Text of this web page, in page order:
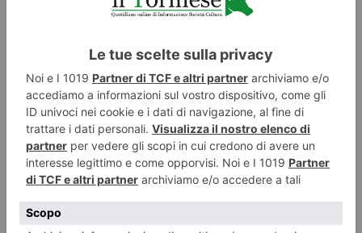
che partite condotte in maniera maldestra come quella di ieri
tornare la paura dello spettro della retrocessione. A questa
squadra mancano le alternative ai titolari. Le riserve sono un
disastro.C’è solo da sperare nel recupero immediato dei vari
Belotti, Singo, N’Kolou, Bremer, Baselli, Buongiorno.
Costoro, assieme ai validi Mandragora,Sanabria,Ansaldi,
Sirigue pochi altri dovranno portare il glorioso Toro nel
porto tranquillo della permanenza in serie A.
Qui Juve:martedì 9 marzo il ritorno contro il Porto per gli
ottavi di finale di Champions League. All’andata finì 2-1 per i